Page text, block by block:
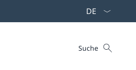
Suche
Suche